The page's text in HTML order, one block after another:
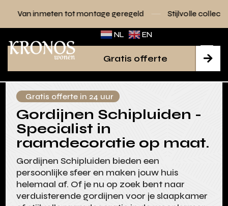
tot montage geregeld Stijlvolle collecties voor elk
NL EN

Gratis offerte
Gratis offerte in 24 uur
Gordijnen Schipluiden -
Specialist in
raamdecoratie op maat.
Gordijnen Schipluiden bieden een
persoonlijke sfeer en maken jouw huis
helemaal af. Of je nu op zoek bent naar
verduisterende gordijnen voor je slaapkamer